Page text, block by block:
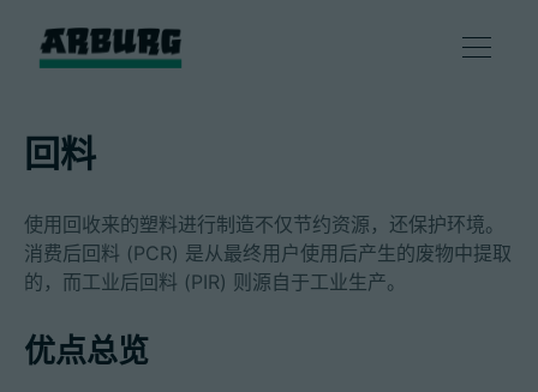
产品
解决方案
咨询和服务
智慧制造
回料
使用回收来的塑料进行制造不仅节约资源，还保护环境。
消费后回料 (PCR) 是从最终用户使用后产生的废物中提取
的，而工业后回料 (PIR) 则源自于工业生产。
优点总览